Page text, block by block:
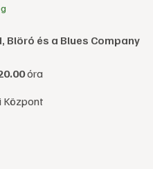
Blöró és a Blues Company
óra
Központ